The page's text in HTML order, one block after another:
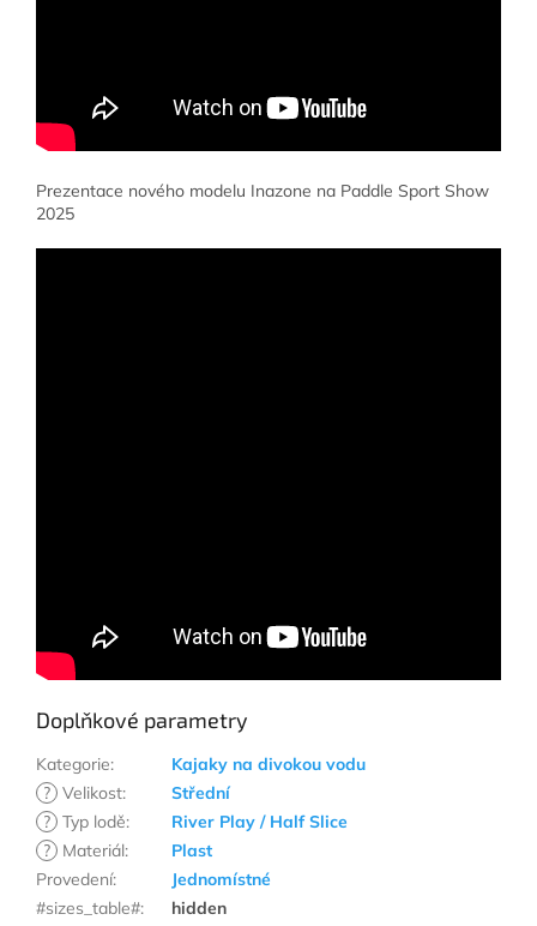
Prezentace nového modelu Inazone na Paddle Sport Show
2025
Doplňkové parametry
Kategorie:
Kajaky na divokou vodu
? Velikost:
Střední
? Typ lodě:
River Play / Half Slice
?
Materiál:
Plast
Provedení:
Jednomístné
#sizes_table#:
hidden